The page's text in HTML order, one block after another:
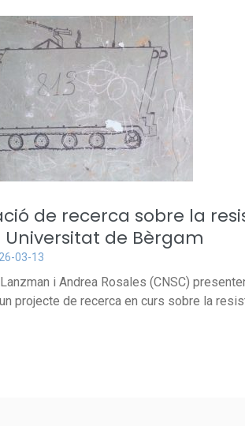
de recerca sobre la
Universitat de Bèrgam
03-13
i Andrea Rosales (CNSC)
projecte de recerca en curs sobre la